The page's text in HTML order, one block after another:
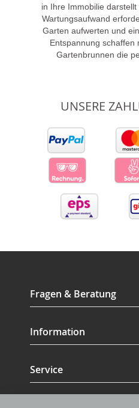
in Ihre Immobilie
Wartungsaufwand
Garten aufwerten und
Entspannung schaffen
Gartenbrunnen die
UNSERE
Fragen & Beratung
Information
Service